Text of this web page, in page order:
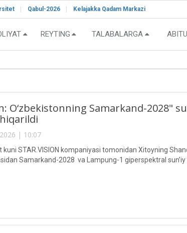
Qabul-2026 Kelajakka Qadam Markazi
REYTING TALABALARGA
O‘zbekistonning Samarkand-2028"
| 10:07
kuni STAR.VISION kompaniyasi tomonidan Xitoyning
Samarkand-2028 va Lampung-1 giperspektral sun’iy